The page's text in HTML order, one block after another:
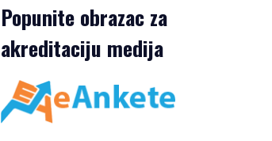
Popunite obrazac za
akreditaciju medija